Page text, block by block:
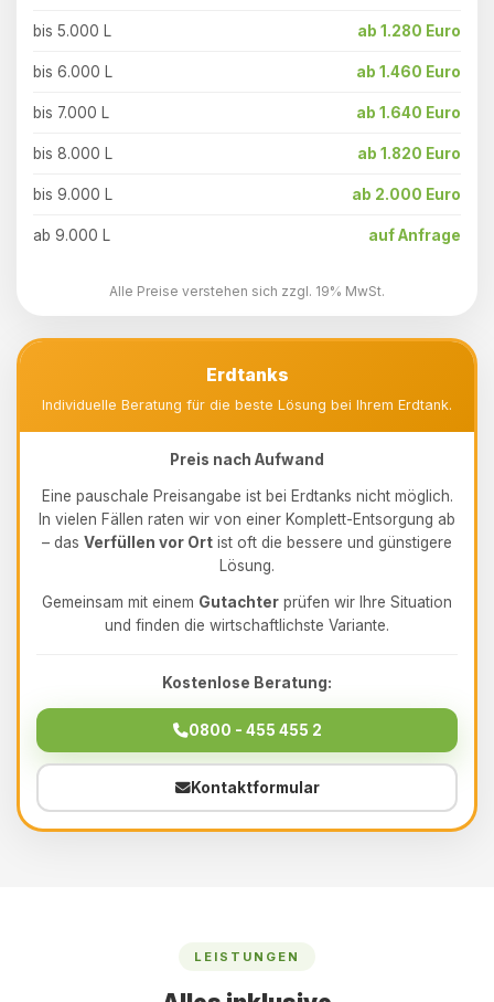
bis 5.000 L ab 1.280 Euro
bis 6.000 L ab 1.460 Euro
bis 7.000 L ab 1.640 Euro
bis 8.000 L ab 1.820 Euro
bis 9.000 L ab 2.000 Euro
ab 9.000 L auf Anfrage
Alle Preise verstehen sich zzgl. 19% MwSt.
Erdtanks
Individuelle Beratung für die beste Lösung bei Ihrem Erdtank.
Preis nach Aufwand
Eine pauschale Preisangabe ist bei Erdtanks nicht möglich.
In vielen Fällen raten wir von einer Komplett-Entsorgung ab
– das Verfüllen vor Ort ist oft die bessere und günstigere
Lösung.
Gemeinsam mit einem Gutachter prüfen wir Ihre Situation
und finden die wirtschaftlichste Variante.
Kostenlose Beratung:
0800 - 455 455 2
Kontaktformular
LEISTUNGEN